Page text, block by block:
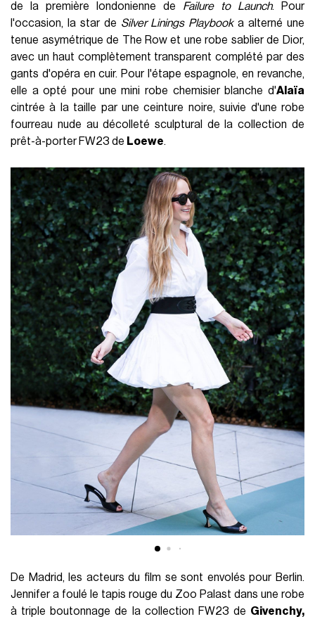
de la première londonienne de Failure to Launch. Pour
l'occasion, la star de Silver Linings Playbooka alterné une
tenue asymétrique de The Row et une robe sablier de Dior,
avec un haut complètement transparent complété par des
gants d'opéra en cuir. Pour l'étape espagnole, en revanche,
elle a opté pour une mini robe chemisier blanche d'Alaïa
cintrée à la taille par une ceinture noire, suivie d'une robe
fourreau nude au décolleté sculptural de la collection de
prêt-à-porter FW23 de Loewe.
De Madrid, les acteurs du film se sont envolés pour Berlin.
Jennifer a foulé le tapis rouge du Zoo Palast dans une robe
à triple boutonnage de la collection FW23 de Givenchy,